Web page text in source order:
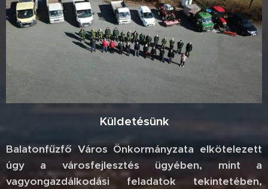
Küldetésünk
Balatonfűzfő Város Önkormányzata elkötelezett
úgy a városfejlesztés ügyében, mint a
vagyongazdálkodási feladatok tekintetében,